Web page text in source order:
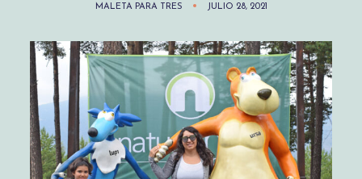
MALETA PARA TRES JULIO 28, 2021